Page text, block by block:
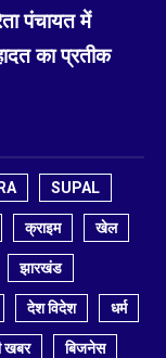
पंचायत में
का प्रतीक
SUPAL
क्राइम खेल
झारखंड
देश विदेश धर्म
खबर बिजनेस